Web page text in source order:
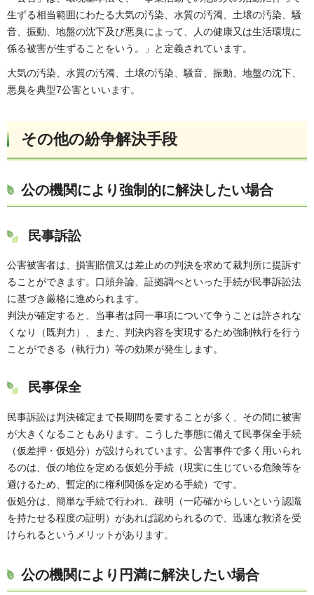
生ずる相当範囲にわたる大気の汚染、水質の汚濁、土壌の汚染、騒
音、振動、地盤の沈下及び悪臭によって、人の健康又は生活環境に
係る被害が生ずることをいう。」と定義されています。
大気の汚染、水質の汚濁、土壌の汚染、騒音、振動、地盤の沈下、
悪臭を典型7公害といいます。
その他の紛争解決手段
公の機関により強制的に解決したい場合
民事訴訟
公害被害者は、損害賠償又は差止めの判決を求めて裁判所に提訴す
ることができます。口頭弁論、証拠調べといった手続が民事訴訟法
に基づき厳格に進められます。
判決が確定すると、当事者は同一事項について争うことは許されな
くなり（既判力）、また、判決内容を実現するため強制執行を行う
ことができる（執行力）等の効果が発生します。
民事保全
民事訴訟は判決確定まで長期間を要することが多く、その間に被害
が大きくなることもあります。こうした事態に備えて民事保全手続
（仮差押・仮処分）が設けられています。公害事件で多く用いられ
るのは、仮の地位を定める仮処分手続（現実に生じている危険等を
避けるため、暫定的に権利関係を定める手続）です。
仮処分は、簡単な手続で行われ、疎明（一応確からしいという認識
を持たせる程度の証明）があれば認められるので、迅速な救済を受
けられるというメリットがあります。
公の機関により円満に解決したい場合